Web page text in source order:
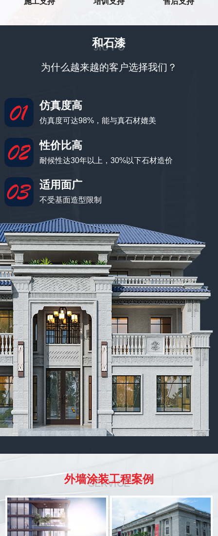
JIU PU
和石漆
为什么越来越的客户选择我们？
仿真度高
仿真度可达98%，能与真石材媲美
性价比高
耐候性达30年以上，30%以下石材造价
适用面广
不受基面造型限制
SERVICE
外墙涂装工程案例